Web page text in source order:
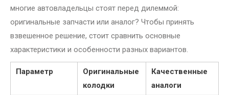
многие автовладельцы стоят перед дилеммой:
оригинальные запчасти или аналог? Чтобы принять
взвешенное решение, стоит сравнить основные
характеристики и особенности разных вариантов.
Параметр
Оригинальные
колодки
Качественные
аналоги